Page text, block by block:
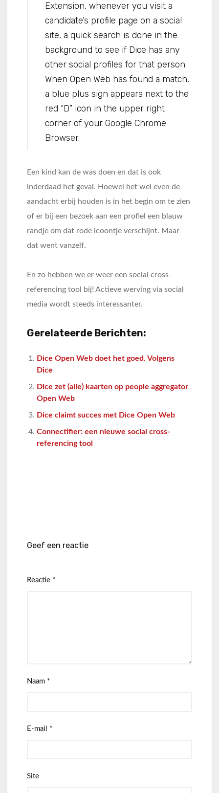
Extension, whenever you visit a
candidate’s profile page on a social
site, a quick search is done in the
background to see if Dice has any
other social profiles for that person.
When Open Web has found a match,
a blue plus sign appears next to the
red “D” icon in the upper right
corner of your Google Chrome
Browser.
Een kind kan de was doen en dat is ook
inderdaad het geval. Hoewel het wel even de
aandacht erbij houden is in het begin om te zien
of er bij een bezoek aan een profiel een blauw
randje om dat rode icoontje verschijnt. Maar
dat went vanzelf.
En zo hebben we er weer een social cross-
referencing tool bij! Actieve werving via social
media wordt steeds interessanter.
Gerelateerde Berichten:
Dice Open Web doet het goed. Volgens
Dice
Dice zet (alle) kaarten op people aggregator
Open Web
Dice claimt succes met Dice Open Web
Connectifier: een nieuwe social cross-
referencing tool
Geef een reactie
Reactie *
Naam *
E-mail *
Site